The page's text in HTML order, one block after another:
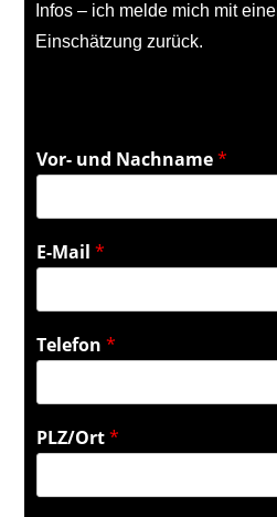
Infos – ich melde mich mit
Einschätzung zurück.
Vor- und Nachname*
E-Mail*
Telefon*
PLZ/Ort*